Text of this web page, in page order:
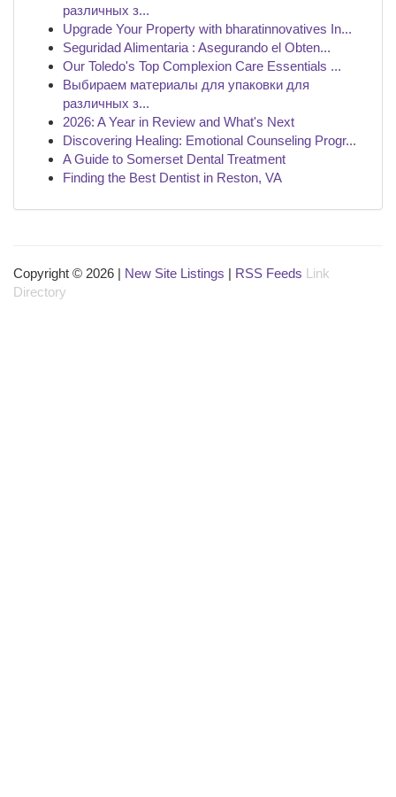
различных з...
Upgrade Your Property with bharatinnovatives In...
Seguridad Alimentaria : Asegurando el Obten...
Our Toledo's Top Complexion Care Essentials ...
Выбираем материалы для упаковки для
различных з...
2026: A Year in Review and What's Next
Discovering Healing: Emotional Counseling Progr...
A Guide to Somerset Dental Treatment
Finding the Best Dentist in Reston, VA
Copyright © 2026 | New Site Listings | RSS Feeds Link
Directory